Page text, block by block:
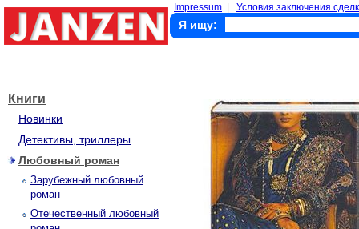
Impressum Условия заключения
Я ищу:
Книги
Новинки
Детективы, триллеры
Любовный роман
Зарубежный любовный
роман
Отечественный любовный